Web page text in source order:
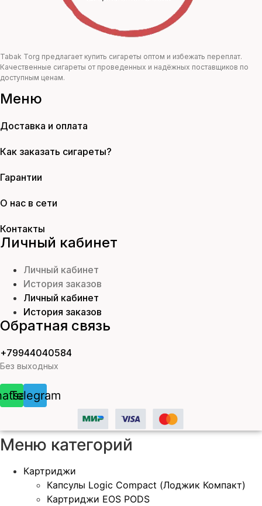
Tabak Torg предлагает купить сигареты оптом и избежать переплат.
Качественные сигареты от проведенных и надёжных поставщиков по
доступным ценам.
Меню
Доставка и оплата
Как заказать сигареты?
Гарантии
О нас в сети
Контакты
Личный кабинет
Личный кабинет
История заказов
Личный кабинет
История заказов
Обратная связь
+79944040584
Без выходных
Telegram
Меню категорий
Картриджи
Капсулы Logic Compact (Лоджик Компакт)
Картриджи EOS PODS